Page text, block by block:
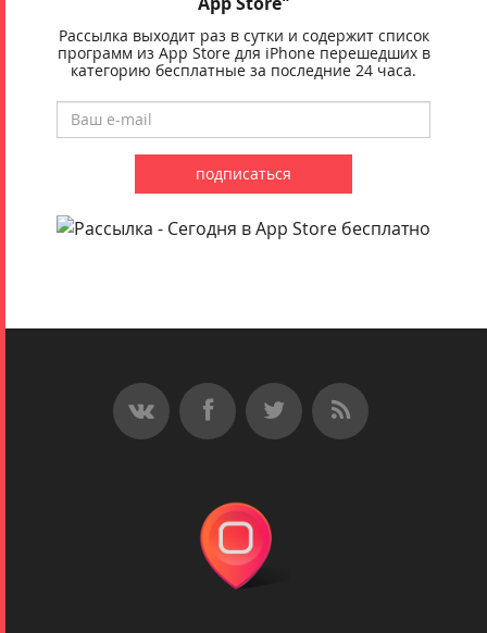
Рассылка выходит раз в сутки и содержит список
программ из App Store для iPhone перешедших в
категорию бесплатные за последние 24 часа.